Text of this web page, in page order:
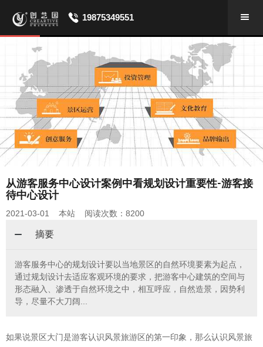
19875349551
从游客服务中心设计案例中看规划设计重要性-游客接
待中心设计
2021-03-01 本站 阅读次数：8200
摘要
游客服务中心的规划设计要以当地景区的自然环境要素为起点，
通过规划设计去适应客观环境的要求，把游客中心建筑的空间与
形态融入、渗透于自然环境之中，相互呼应，自然造景，因势利
导，尽量不大刀阔...
如果说景区大门是游客认识风景旅游区的第一印象，那么认识风景旅